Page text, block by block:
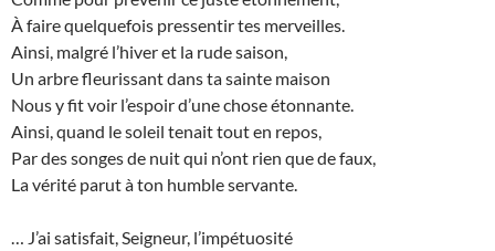
À faire quelquefois pressentir tes merveilles.
Ainsi, malgré l’hiver et la rude saison,
Un arbre fleurissant dans ta sainte maison
Nous y fit voir l’espoir d’une chose étonnante.
Ainsi, quand le soleil tenait tout en repos,
Par des songes de nuit qui n’ont rien que de faux,
La vérité parut à ton humble servante.
… J’ai satisfait, Seigneur, l’impétuosité